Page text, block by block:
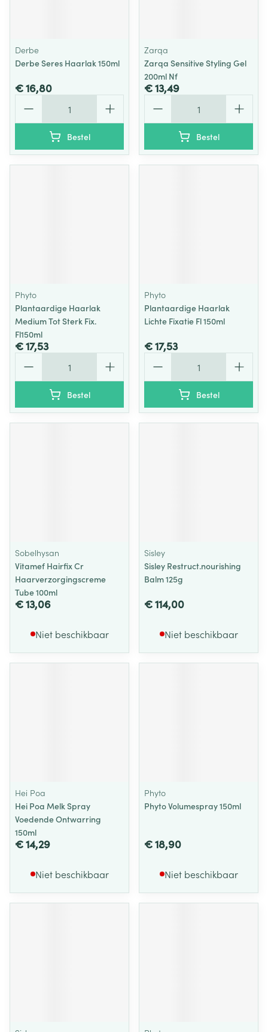
Derbe
Derbe Seres Haarlak 150ml
€ 16,80
Bestel
Zarqa
Zarqa Sensitive Styling Gel
200ml Nf
€ 13,49
Bestel
Phyto
Plantaardige Haarlak
Medium Tot Sterk Fix.
Fl150ml
€ 17,53
Bestel
Phyto
Plantaardige Haarlak
Lichte Fixatie Fl 150ml
€ 17,53
Bestel
Sobelhysan
Vitamef Hairfix Cr
Haarverzorgingscreme
Tube 100ml
€ 13,06
Niet beschikbaar
Sisley
Sisley Restruct.nourishing
Balm 125g
€ 114,00
Niet beschikbaar
Hei Poa
Hei Poa Melk Spray
Voedende Ontwarring
150ml
€ 14,29
Niet beschikbaar
Phyto
Phyto Volumespray 150ml
€ 18,90
Niet beschikbaar